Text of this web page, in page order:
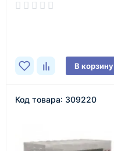
В корзину
Код товара: 309220